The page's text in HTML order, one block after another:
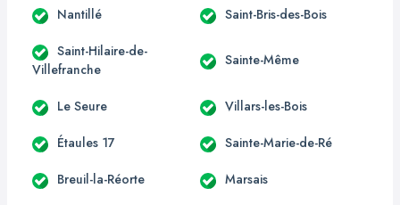
Nantillé Saint-Bris-des-Bois
Saint-Hilaire-de-
Villefranche
Sainte-Même
Le Seure Villars-les-Bois
Étaules 17 Sainte-Marie-de-Ré
Breuil-la-Réorte Marsais